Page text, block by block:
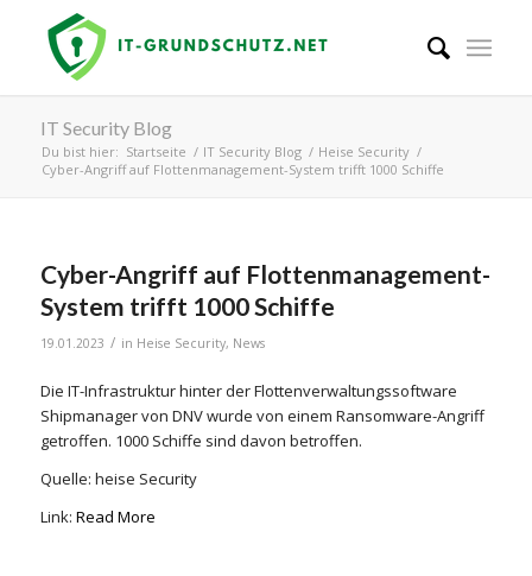
IT Security Blog
Du bist hier: Startseite / IT Security Blog / Heise Security /
Cyber-Angriff auf Flottenmanagement-System trifft 1000 Schiffe
Cyber-Angriff auf Flottenmanagement-
System trifft 1000 Schiffe
19.01.2023 / in Heise Security, News
Die IT-Infrastruktur hinter der Flottenverwaltungssoftware
Shipmanager von DNV wurde von einem Ransomware-Angriff
getroffen. 1000 Schiffe sind davon betroffen.
Quelle: heise Security
Link: Read More